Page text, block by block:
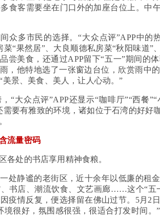
食客需要坐在门口外的加座台位上。中
众多市民的选择。“大众点评”APP中
菜“果然居”、大良顺德私房菜“秋阳味道”
美食，还通过APP留下“五一”期间的
，他特地选了一张窗边台位，欣赏雨中
景、美食、美人，让人心动。”
“大众点评”APP还显示“咖啡厅”“西餐
需要有雅致的环境，诸如位于石湾的好好
流量密码
各处的书店享用精神食粮。
处静谧的老街区，近十余年以低廉的租
书店、潮流饮食、文艺画廊……这个“五
疫情反复，便选择留在佛山过节。5月2
境很好，氛围感很强，很适合打发时间